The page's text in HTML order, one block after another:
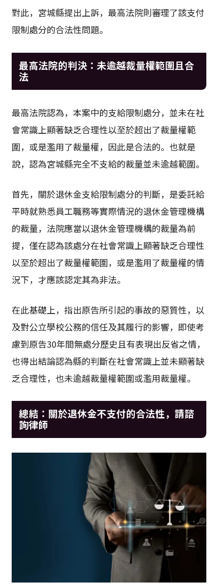
對此，宮城縣提出上訴，最高法院則審理了該支付
限制處分的合法性問題。
最高法院的判決：未逾越裁量權範圍且合
法
最高法院認為，本案中的支給限制處分，並未在社
會常識上顯著缺乏合理性以至於超出了裁量權範
圍，或是濫用了裁量權，因此是合法的。也就是
說，認為宮城縣完全不支給的裁量並未逾越範圍。
首先，關於退休金支給限制處分的判斷，是委託給
平時就熟悉員工職務等實際情況的退休金管理機構
的裁量，法院應當以退休金管理機構的裁量為前
提，僅在認為該處分在社會常識上顯著缺乏合理性
以至於超出了裁量權範圍，或是濫用了裁量權的情
況下，才應該認定其為非法。
在此基礎上，指出原告所引起的事故的惡質性，以
及對公立學校公務的信任及其履行的影響，即使考
慮到原告30年間無處分歷史且有表現出反省之情，
也得出結論認為縣的判斷在社會常識上並未顯著缺
乏合理性，也未逾越裁量權範圍或濫用裁量權。
總結：關於退休金不支付的合法性，請諮
詢律師